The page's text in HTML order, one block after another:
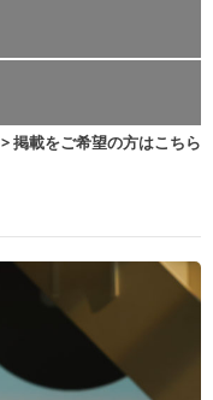
> 掲載をご希望の方はこちら